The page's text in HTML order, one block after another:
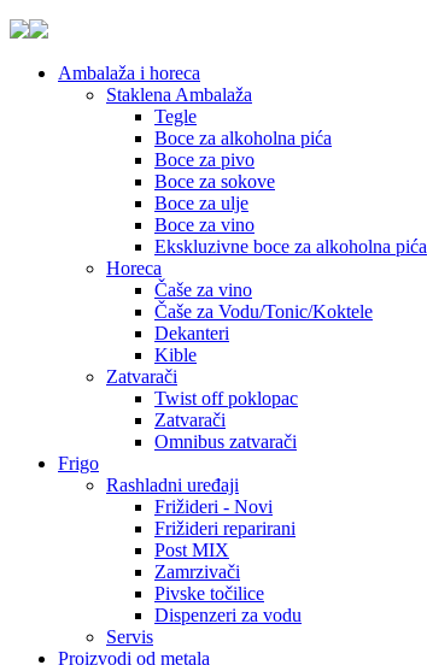
Ambalaža i horeca
Staklena Ambalaža
Tegle
Boce za alkoholna pića
Boce za pivo
Boce za sokove
Boce za ulje
Boce za vino
Ekskluzivne boce za alkoholna pića
Horeca
Čaše za vino
Čaše za Vodu/Tonic/Koktele
Dekanteri
Kible
Zatvarači
Twist off poklopac
Zatvarači
Omnibus zatvarači
Frigo
Rashladni uređaji
Frižideri - Novi
Frižideri reparirani
Post MIX
Zamrzivači
Pivske točilice
Dispenzeri za vodu
Servis
Proizvodi od metala